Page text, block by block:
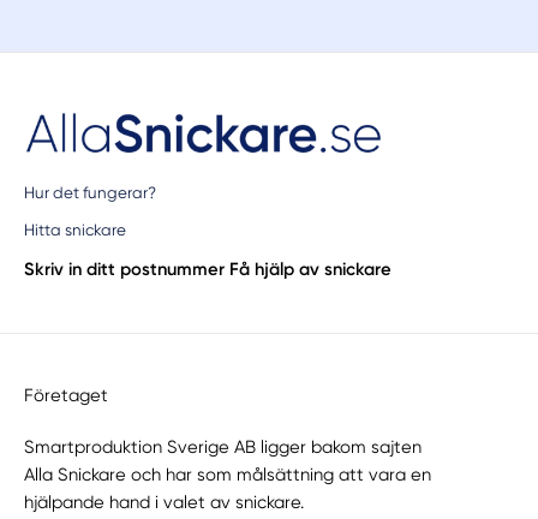
Hur det fungerar?
Hitta snickare
Skriv in ditt postnummer Få hjälp av snickare
Företaget
Smartproduktion Sverige AB ligger bakom sajten
Alla Snickare och har som målsättning att vara en
hjälpande hand i valet av snickare.